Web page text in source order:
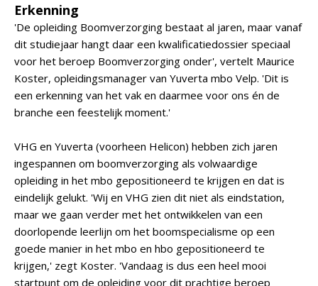
Erkenning
'De opleiding Boomverzorging bestaat al jaren, maar vanaf
dit studiejaar hangt daar een kwalificatiedossier speciaal
voor het beroep Boomverzorging onder', vertelt Maurice
Koster, opleidingsmanager van Yuverta mbo Velp. 'Dit is
een erkenning van het vak en daarmee voor ons én de
branche een feestelijk moment.'
VHG en Yuverta (voorheen Helicon) hebben zich jaren
ingespannen om boomverzorging als volwaardige
opleiding in het mbo gepositioneerd te krijgen en dat is
eindelijk gelukt. 'Wij en VHG zien dit niet als eindstation,
maar we gaan verder met het ontwikkelen van een
doorlopende leerlijn om het boomspecialisme op een
goede manier in het mbo en hbo gepositioneerd te
krijgen,' zegt Koster. 'Vandaag is dus een heel mooi
startpunt om de opleiding voor dit prachtige beroep